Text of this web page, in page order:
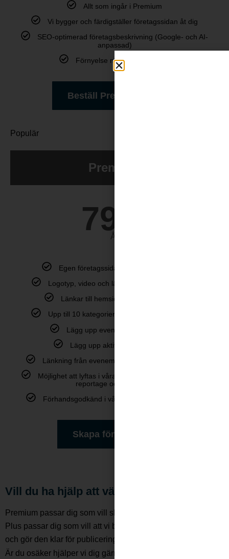
Allt som ingår i Premium
Vi bygger och färdigställer företagssidan åt dig
SEO-optimerad företagsbeskrivning (Google- och AI-
anpassad)
Förnyelse nästa år: 795 kr/år
Beställ Premium Plus
Populär
Premium
795
År
Egen företagssida med upp till 15 bilder
Logotyp, video och längre företagsbeskrivning
Länkar till hemsida och sociala medier
Upp till 10 kategorier – du syns på flera ställen
Lägg upp evenemang kostnadsfritt
Lägg upp aktiviteter kostnadsfritt
Länkning från evenemang, aktiviteter och nyheter
Möjlighet att lyftas i våra sociala kanaler, nyhetsbrev,
reportage och intervjuer
Förhandsgodkänd i våra lokala Facebookgrupper
Skapa företagssida
Vill du ha hjälp att välja?
Premium passar dig som vill skapa sidan själv. Premium
Plus passar dig som vill att vi bygger sidan, skriver texten
och gör den klar för publicering.
Är du osäker hjälper vi dig gärna att välja rätt upplägg.